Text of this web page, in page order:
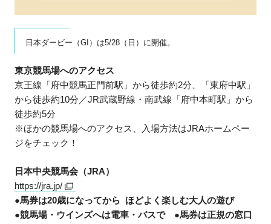
日本ダービー（GI）は5/28（日）に開催。
東京競馬場へのアクセス
京王線「府中競馬正門前駅」から徒歩約2分、「東府中駅」
から徒歩約10分／JR武蔵野線・南武線「府中本町駅」から
徒歩約5分
※ほかの競馬場へのアクセス、入場方法はJRAホームペー
ジをチェック！
日本中央競馬会（JRA）
https://jra.jp/
●馬券は20歳になってから ほどよく楽しむ大人の遊び
●競馬場・ウインズへは電車・バスで ●馬券は正規の窓口